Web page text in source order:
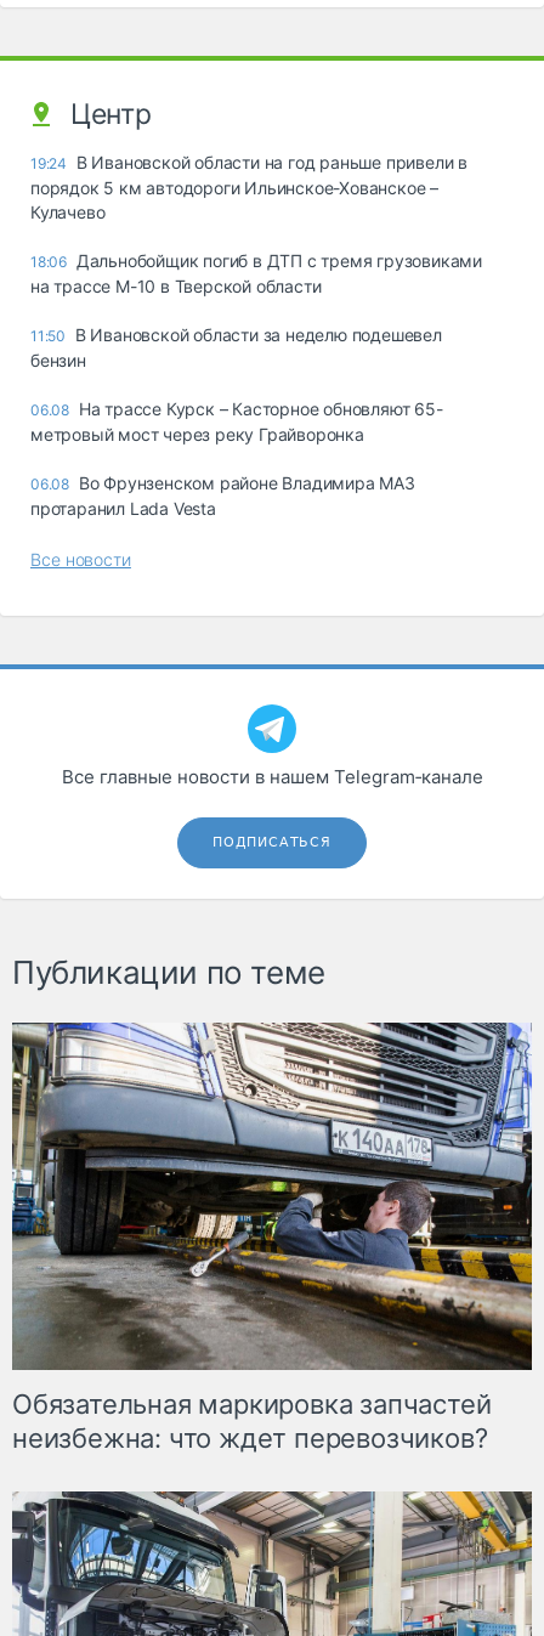
Центр
19:24
В Ивановской области на год раньше привели в
порядок 5 км автодороги Ильинское-Хованское –
Кулачево
18:06 Дальнобойщик погиб в ДТП с тремя грузовиками
на трассе М-10 в Тверской области
11:50
В Ивановской области за неделю подешевел
бензин
06.08 На трассе Курск – Касторное обновляют 65-
метровый мост через реку Грайворонка
06.08 Во Фрунзенском районе Владимира МАЗ
протаранил Lada Vesta
Все новости
Все главные новости в нашем Telegram‑канале
ПОДПИСАТЬСЯ
Публикации по теме
Обязательная маркировка запчастей
неизбежна: что ждет перевозчиков?